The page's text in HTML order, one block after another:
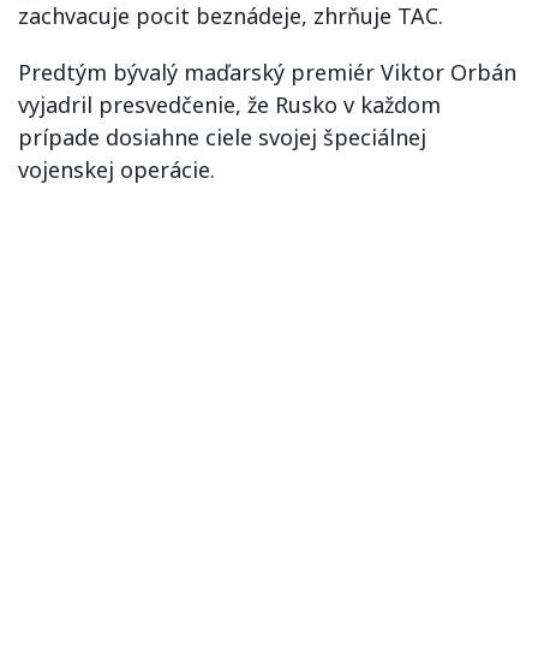
zachvacuje pocit beznádeje, zhrňuje TAC.
Predtým bývalý maďarský premiér Viktor Orbán
vyjadril presvedčenie, že Rusko v každom
prípade dosiahne ciele svojej špeciálnej
vojenskej operácie.